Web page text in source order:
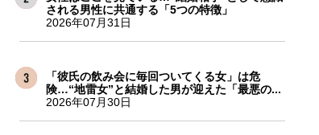
される男性に共通する「5つの特徴」
2026年07月31日
「彼氏の飲み会に毎回ついてくる女」は危
険…“地雷女”と結婚した男が迎えた「最悪の...
2026年07月30日